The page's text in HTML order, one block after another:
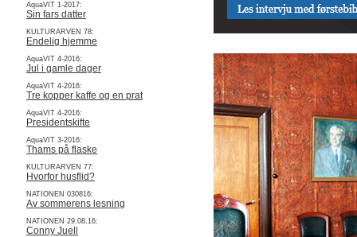
AquaVIT 1-2017:
Sin fars datter
KULTURARVEN 78:
Endelig hjemme
AquaVIT 4-2016:
Jul i gamle dager
AquaVIT 4-2016:
Tre kopper kaffe og en prat
AquaVIT 4-2016:
Presidentskifte
AquaVIT 3-2016:
Thams på flaske
KULTURARVEN 77:
Hvorfor husflid?
NATIONEN 030816:
Av sommerens lesning
NATIONEN 29.08.16:
Conny Juell